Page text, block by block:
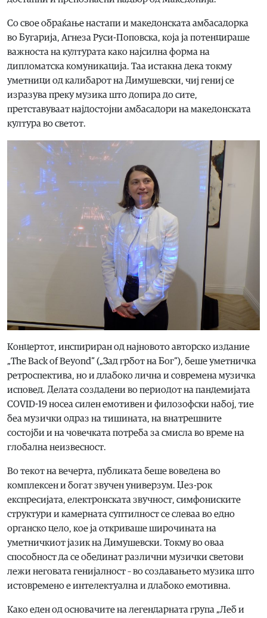
Со свое обраќање настапи и македонската амбасадорка
во Бугарија, Агнеза Руси-Поповска, која ја потенцираше
важноста на културата како најсилна форма на
дипломатска комуникација. Таа истакна дека токму
уметници од калибарот на Димушевски, чиј гениј се
изразува преку музика што допира до сите,
претставуваат најдостојни амбасадори на македонската
култура во светот.
Концертот, инспириран од најновото авторско издание
„The Back of Beyond“ („Зад грбот на Бог“), беше уметничка
ретроспектива, но и длабоко лична и современа музичка
исповед. Делата создадени во периодот на пандемијата
COVID-19 носеа силен емотивен и филозофски набој, тие
беа музички одраз на тишината, на внатрешните
состојби и на човечката потреба за смисла во време на
глобална неизвесност.
Во текот на вечерта, публиката беше воведена во
комплексен и богат звучен универзум. Џез-рок
експресијата, електронската звучност, симфониските
структури и камерната суптилност се слеваа во едно
органско цело, кое ја откриваше широчината на
уметничкиот јазик на Димушевски. Токму во оваа
способност да се обединат различни музички светови
лежи неговата генијалност – во создавањето музика што
истовремено е интелектуална и длабоко емотивна.
Како еден од основачите на легендарната група „Леб и